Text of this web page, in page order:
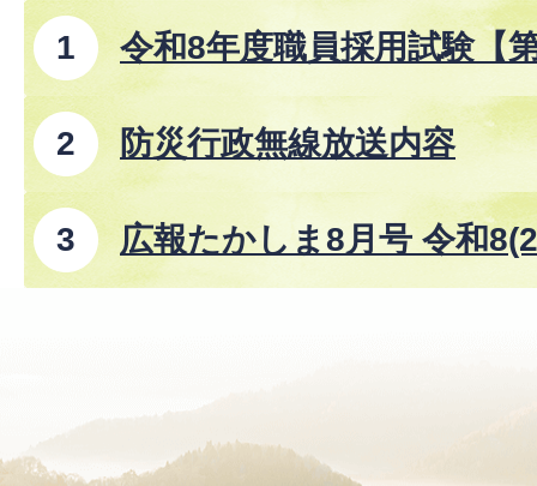
令和8年度職員採用試験【
防災行政無線放送内容
広報たかしま8月号 令和